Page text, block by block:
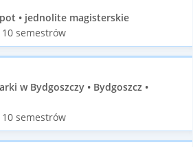
• jednolite magisterskie
semestrów
w Bydgoszczy • Bydgoszcz •
semestrów